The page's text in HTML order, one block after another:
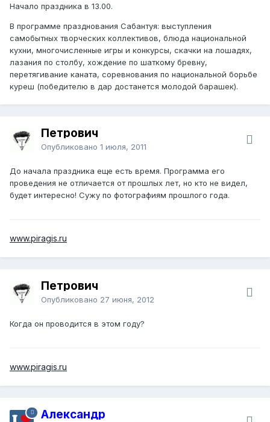
Начало праздника в 13.00.
В программе празднования Сабантуя: выступления
самобытных творческих коллективов, блюда национальной
кухни, многочисленные игры и конкурсы, скачки на лошадях,
лазания по столбу, хождение по шаткому бревну,
перетягивание каната, соревнования по национальной борьбе
куреш (победителю в дар достанется молодой барашек).
Петрович
Опубликовано 1 июля, 2011
До начала праздника еще есть время. Программа его
проведения не отличается от прошлых лет, но кто не видел,
будет интересно! Сужу по фотографиям прошлого года.
www.piragis.ru
Петрович
Опубликовано 27 июня, 2012
Когда он проводится в этом году?
www.piragis.ru
Александр